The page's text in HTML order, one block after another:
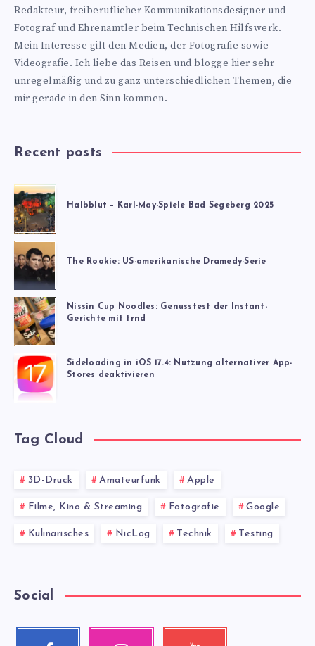
Redakteur, freiberuflicher Kommunikationsdesigner und
Fotograf und Ehrenamtler beim Technischen Hilfswerk.
Mein Interesse gilt den Medien, der Fotografie sowie
Videografie. Ich liebe das Reisen und blogge hier sehr
unregelmäßig und zu ganz unterschiedlichen Themen, die
mir gerade in den Sinn kommen.
Recent posts
Halbblut – Karl-May-Spiele Bad Segeberg 2025
The Rookie: US-amerikanische Dramedy-Serie
Nissin Cup Noodles: Genusstest der Instant-
Gerichte mit trnd
Sideloading in iOS 17.4: Nutzung alternativer App-
Stores deaktivieren
Tag Cloud
3D-Druck Amateurfunk Apple
Filme, Kino & Streaming Fotografie Google
Kulinarisches NicLog Technik Testing
Social
Facebook Instagram Youtube